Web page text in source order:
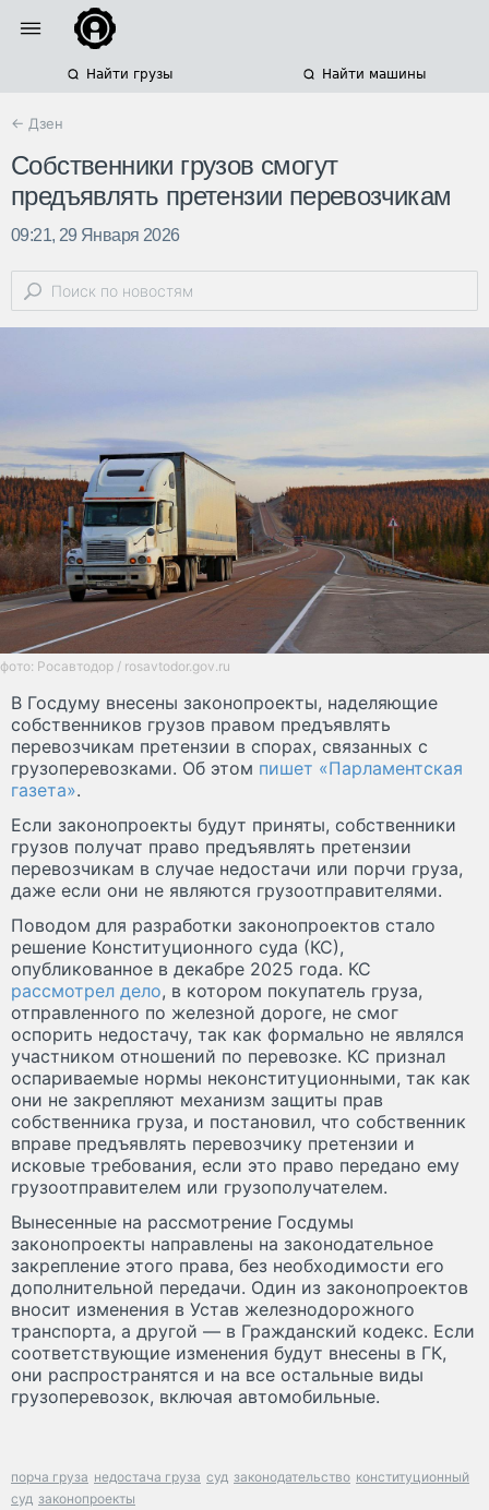
Найти грузы Найти машины
← Дзен
Собственники грузов смогут
предъявлять претензии перевозчикам
09:21, 29 Января 2026
фото: Росавтодор / rosavtodor.gov.ru
В Госдуму внесены законопроекты, наделяющие
собственников грузов правом предъявлять
перевозчикам претензии в спорах, связанных с
грузоперевозками. Об этом пишет «Парламентская
газета».
Если законопроекты будут приняты, собственники
грузов получат право предъявлять претензии
перевозчикам в случае недостачи или порчи груза,
даже если они не являются грузоотправителями.
Поводом для разработки законопроектов стало
решение Конституционного суда (КС),
опубликованное в декабре 2025 года. КС
рассмотрел дело, в котором покупатель груза,
отправленного по железной дороге, не смог
оспорить недостачу, так как формально не являлся
участником отношений по перевозке. КС признал
оспариваемые нормы неконституционными, так как
они не закрепляют механизм защиты прав
собственника груза, и постановил, что собственник
вправе предъявлять перевозчику претензии и
исковые требования, если это право передано ему
грузоотправителем или грузополучателем.
Вынесенные на рассмотрение Госдумы
законопроекты направлены на законодательное
закрепление этого права, без необходимости его
дополнительной передачи. Один из законопроектов
вносит изменения в Устав железнодорожного
транспорта, а другой — в Гражданский кодекс. Если
соответствующие изменения будут внесены в ГК,
они распространятся и на все остальные виды
грузоперевозок, включая автомобильные.
порча груза недостача груза суд законодательство конституционный
суд законопроекты